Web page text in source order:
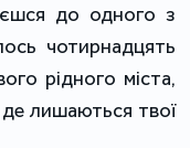
до одного з
чотирнадцять
рідного міста,
де лишаються твої